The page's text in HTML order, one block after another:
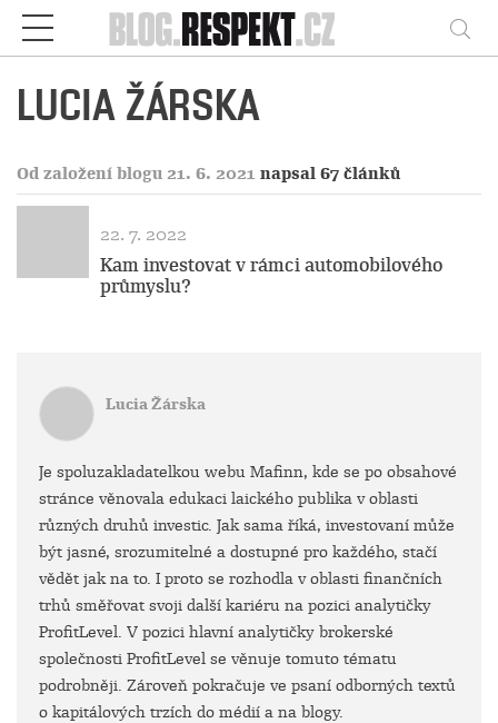
Respekt
LUCIA ŽÁRSKA
Od založení blogu 21. 6. 2021 napsal 67 článků
22. 7. 2022
Kam investovat v rámci automobilového
průmyslu?
Lucia Žárska
Je spoluzakladatelkou webu Mafinn, kde se po obsahové
stránce věnovala edukaci laického publika v oblasti
různých druhů investic. Jak sama říká, investovaní může
být jasné, srozumitelné a dostupné pro každého, stačí
vědět jak na to. I proto se rozhodla v oblasti finančních
trhů směřovat svoji další kariéru na pozici analytičky
ProfitLevel. V pozici hlavní analytičky brokerské
společnosti ProfitLevel se věnuje tomuto tématu
podrobněji. Zároveň pokračuje ve psaní odborných textů
o kapitálových trzích do médií a na blogy.